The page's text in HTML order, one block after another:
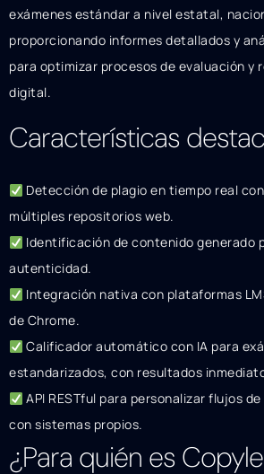
exámenes estándar a nivel estatal,
proporcionando informes detallados y
para optimizar procesos de evaluación y
digital.
Características
Detección de plagio en tiempo real
múltiples repositorios web.
Identificación de contenido generado
autenticidad.
Integración nativa con plataformas
de Chrome.
Calificador automático con IA para
estandarizados, con resultados
API RESTful para personalizar flujos
con sistemas propios.
¿Para quién es